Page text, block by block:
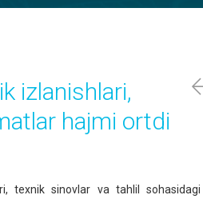
izlanishlari,
hajmi ortdi
texnik sinovlar va tahlil